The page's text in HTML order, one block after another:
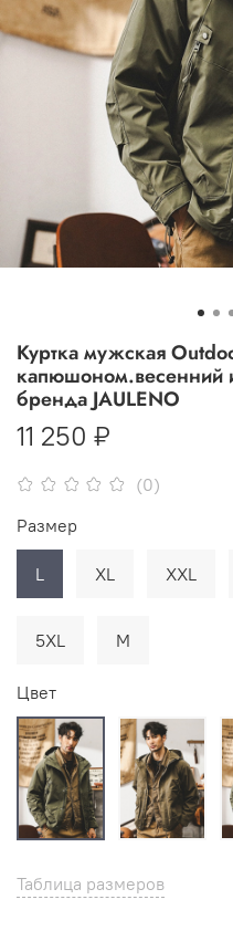
(0)
Куртка мужская
капюшоном.весенний
бренда JAULENO
11 250 ₽
Таблица размеров
Размер
L XL XXL
5XL М
Цвет